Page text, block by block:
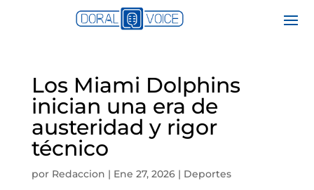
Los Miami Dolphins
inician una era de
austeridad y rigor
técnico
por Redaccion | Ene 27, 2026| Deportes